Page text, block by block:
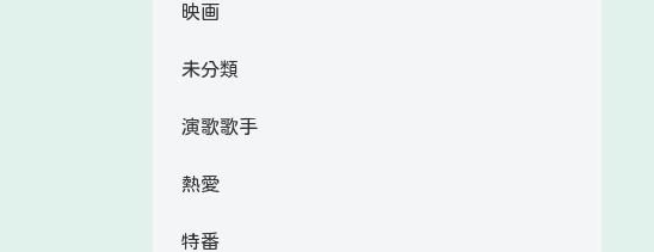
映画
未分類
演歌歌手
熱愛
特番